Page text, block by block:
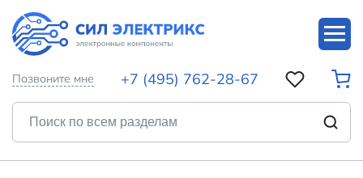
Позвоните мне +7 (495) 762-28-67